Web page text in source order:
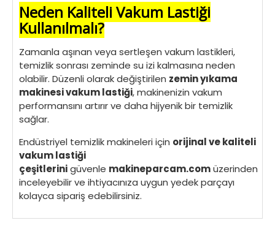
Neden Kaliteli Vakum Lastiği
Kullanılmalı?
Zamanla aşınan veya sertleşen vakum lastikleri,
temizlik sonrası zeminde su izi kalmasına neden
olabilir. Düzenli olarak değiştirilen zemin yıkama
makinesi vakum lastiği, makinenizin vakum
performansını artırır ve daha hijyenik bir temizlik
sağlar.
Endüstriyel temizlik makineleri için orijinal ve kaliteli
vakum lastiği
çeşitlerinigüvenle makineparcam.comüzerinden
inceleyebilir ve ihtiyacınıza uygun yedek parçayı
kolayca sipariş edebilirsiniz.